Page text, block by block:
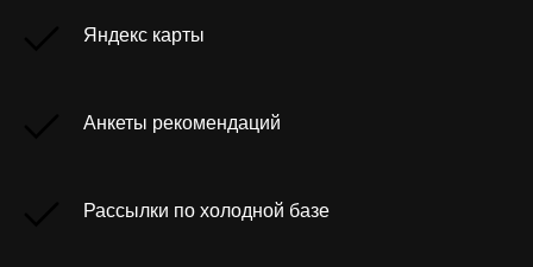
Яндекс карты
Анкеты рекомендаций
Рассылки по холодной базе